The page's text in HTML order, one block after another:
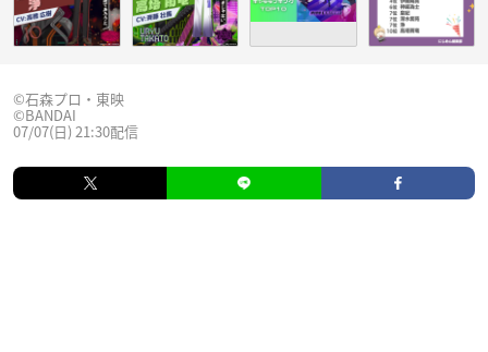
©石森プロ・東映
©BANDAI
07/07(日) 21:30配信